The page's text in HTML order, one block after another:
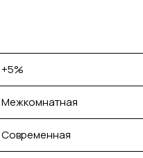
+5%
Межкомнатная
Современная